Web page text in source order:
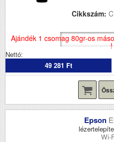
Cikkszám:
Ajándék 1 csomag 80gr-os
!
Nettó:
49 281 Ft
Epson
Wi-